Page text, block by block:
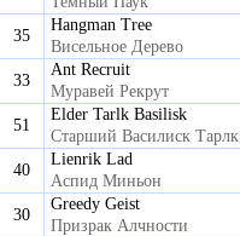
35
Hangman Tree
Висельное Дерево
33
Ant Recruit
Муравей Рекрут
51
Elder Tarlk Basilisk
Старший Василиск Тарлк
40
Lienrik Lad
Аспид Миньон
30
Greedy Geist
Призрак Алчности